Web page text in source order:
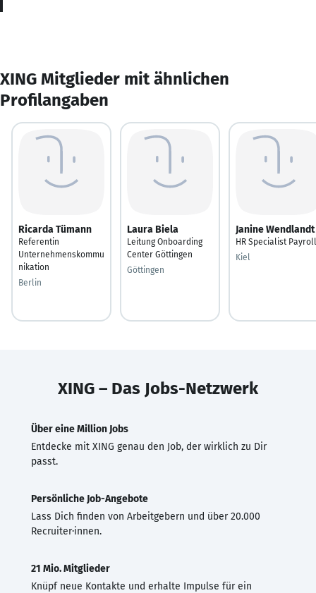
XING Mitglieder mit ähnlichen
Profilangaben
Ricarda Tümann
Referentin
Unternehmenskommu
nikation
Berlin
Laura Biela
Leitung Onboarding
Center Göttingen
Göttingen
Janine Wendlandt
HR Specialist Payroll
Kiel
XING – Das Jobs-Netzwerk
Über eine Million Jobs
Entdecke mit XING genau den Job, der wirklich zu Dir
passt.
Persönliche Job-Angebote
Lass Dich finden von Arbeitgebern und über 20.000
Recruiter·innen.
21 Mio. Mitglieder
Knüpf neue Kontakte und erhalte Impulse für ein